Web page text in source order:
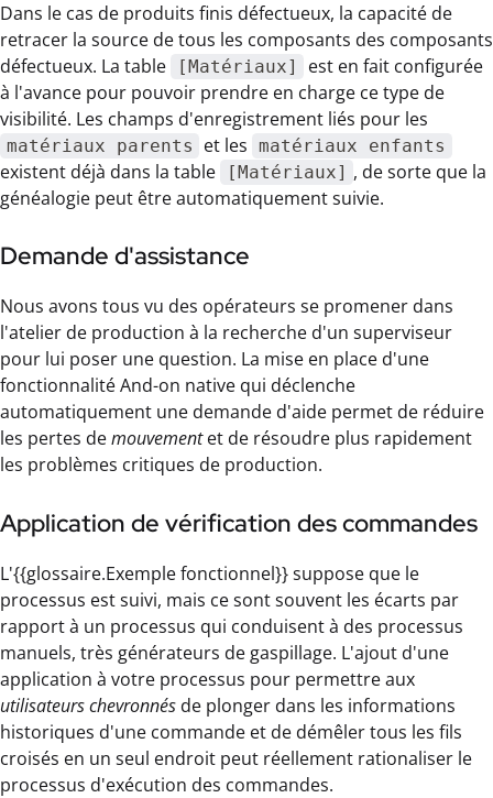
Dans le cas de produits finis défectueux, la capacité de
retracer la source de tous les composants des composants
défectueux. La table
[Matériaux]
est en fait configurée
à l'avance pour pouvoir prendre en charge ce type de
visibilité. Les champs d'enregistrement liés pour les
matériaux parents et les matériaux enfants
existent déjà dans la table [Matériaux] , de sorte que la
généalogie peut être automatiquement suivie.
Demande d'assistance
Nous avons tous vu des opérateurs se promener dans
l'atelier de production à la recherche d'un superviseur
pour lui poser une question. La mise en place d'une
fonctionnalité And-on native qui déclenche
automatiquement une demande d'aide permet de réduire
les pertes demouvementet de résoudre plus rapidement
les problèmes critiques de production.
Application de vérification des commandes
L'{{glossaire.Exemple fonctionnel}} suppose que le
processus est suivi, mais ce sont souvent les écarts par
rapport à un processus qui conduisent à des processus
manuels, très générateurs de gaspillage. L'ajout d'une
application à votre processus pour permettre aux
utilisateurs chevronnés de plonger dans les informations
historiques d'une commande et de démêler tous les fils
croisés en un seul endroit peut réellement rationaliser le
processus d'exécution des commandes.